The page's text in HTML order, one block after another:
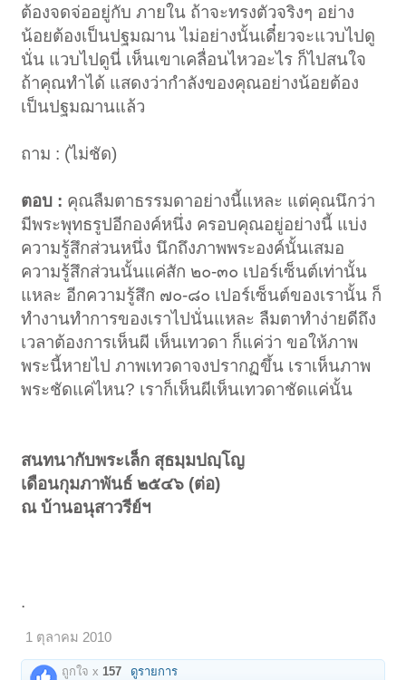
ต้องจดจ่ออยู่กับ ภายใน ถ้าจะทรงตัวจริงๆ อย่าง
น้อยต้องเป็นปฐมฌาน ไม่อย่างนั้นเดี๋ยวจะแวบไปดู
นั่น แวบไปดูนี่ เห็นเขาเคลื่อนไหวอะไร ก็ไปสนใจ
ถ้าคุณทำได้ แสดงว่ากำลังของคุณอย่างน้อยต้อง
เป็นปฐมฌานแล้ว
ถาม : (ไม่ชัด)
ตอบ : คุณลืมตาธรรมดาอย่างนี้แหละ แต่คุณนึกว่า
มีพระพุทธรูปอีกองค์หนึ่ง ครอบคุณอยู่อย่างนี้ แบ่ง
ความรู้สึกส่วนหนึ่ง นึกถึงภาพพระองค์นั้นเสมอ
ความรู้สึกส่วนนั้นแค่สัก ๒๐-๓๐ เปอร์เซ็นต์เท่านั้น
แหละ อีกความรู้สึก ๗๐-๘๐ เปอร์เซ็นต์ของเรานั้น ก็
ทำงานทำการของเราไปนั่นแหละ ลืมตาทำง่ายดีถึง
เวลาต้องการเห็นผี เห็นเทวดา ก็แค่ว่า ขอให้ภาพ
พระนี้หายไป ภาพเทวดาจงปรากฏขึ้น เราเห็นภาพ
พระชัดแค่ไหน? เราก็เห็นผีเห็นเทวดาชัดแค่นั้น
สนทนากับพระเล็ก สุธมฺมปญฺโญ
เดือนกุมภาพันธ์ ๒๕๔๖ (ต่อ)
ณ บ้านอนุสาวรีย์ฯ
.
1 ตุลาคม 2010
ถูกใจ x157 ดูรายการ